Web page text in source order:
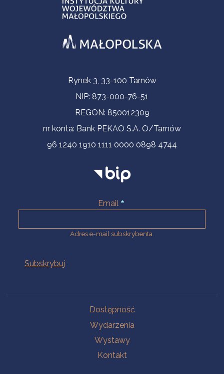
Informacje kontaktoweRynek 3, 33-100 Tarnów
NIP: 873-000-76-51
REGON: 850012309
nr konta: Bank PEKAO S.A. O/Tarnów
96 1240 1910 1111 0000 0898 4744
Email
Adres e-mail subskrybenta.
Dostępność
Wydarzenia
Wystawy
Kontakt